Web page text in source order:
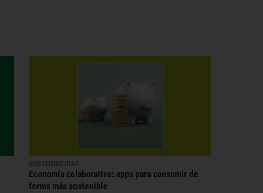
SOSTENIBILIDAD
Economía colaborativa: apps para consumir de
forma más sostenible